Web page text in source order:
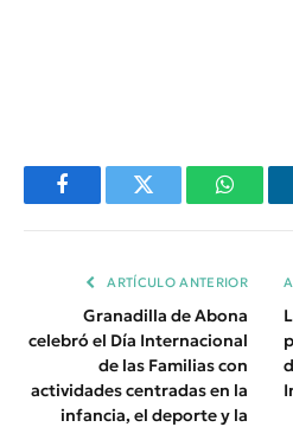
FacebookTwitter
ARTÍCULO ANTERIOR
Granadilla de Abona
celebró el Día Internacional
de las Familias con
actividades centradas en la
infancia, el deporte y la